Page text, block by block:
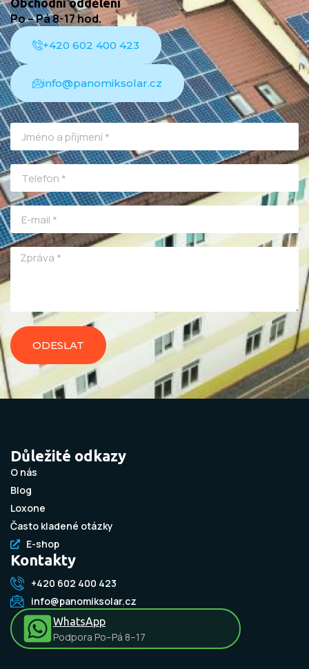
Po – Pá 8-17 hod.
+420 602 400 423
info@panomiksolar.cz
ODESLAT
Důležité odkazy
O nás
Blog
Loxone
Často kladené otázky
E-shop
Kontakty
+420 602 400 423
info@panomiksolar.cz
WhatsApp
Podpora Po–Pá 8–17